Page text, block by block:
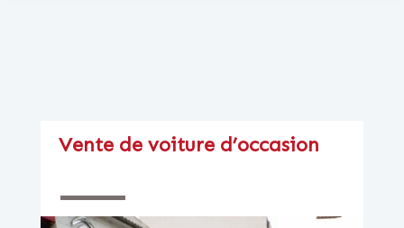
Vente de voiture d’occasion